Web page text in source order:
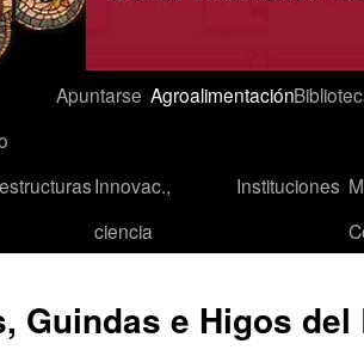
Apuntarse Agroalimentación
Innovac.,
ciencia
Instituciones
Guindas e Higos del